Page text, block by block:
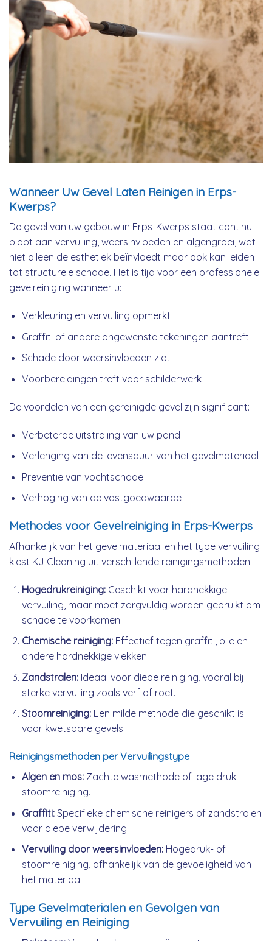
Wanneer Uw Gevel Laten Reinigen in Erps-
Kwerps?
De gevel van uw gebouw in Erps-Kwerps staat continu
bloot aan vervuiling, weersinvloeden en algengroei, wat
niet alleen de esthetiek beïnvloedt maar ook kan leiden
tot structurele schade. Het is tijd voor een professionele
gevelreiniging wanneer u:
Verkleuring en vervuiling opmerkt
Graffiti of andere ongewenste tekeningen aantreft
Schade door weersinvloeden ziet
Voorbereidingen treft voor schilderwerk
De voordelen van een gereinigde gevel zijn significant:
Verbeterde uitstraling van uw pand
Verlenging van de levensduur van het gevelmateriaal
Preventie van vochtschade
Verhoging van de vastgoedwaarde
Methodes voor Gevelreiniging in Erps-Kwerps
Afhankelijk van het gevelmateriaal en het type vervuiling
kiest KJ Cleaning uit verschillende reinigingsmethoden:
Hogedrukreiniging:Geschikt voor hardnekkige
vervuiling, maar moet zorgvuldig worden gebruikt om
schade te voorkomen.
Chemische reiniging:Effectief tegen graffiti, olie en
andere hardnekkige vlekken.
Zandstralen:Ideaal voor diepe reiniging, vooral bij
sterke vervuiling zoals verf of roet.
Stoomreiniging:Een milde methode die geschikt is
voor kwetsbare gevels.
Reinigingsmethoden per Vervuilingstype
Algen en mos:Zachte wasmethode of lage druk
stoomreiniging.
Graffiti:Specifieke chemische reinigers of zandstralen
voor diepe verwijdering.
Vervuiling door weersinvloeden:Hogedruk- of
stoomreiniging, afhankelijk van de gevoeligheid van
het materiaal.
Type Gevelmaterialen en Gevolgen van
Vervuiling en Reiniging